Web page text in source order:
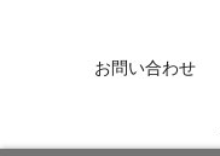
お問い合わせ